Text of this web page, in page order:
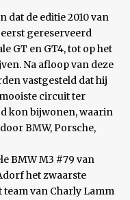
dat de editie 2010 van
gereserveerd
GT en GT4, tot op het
Na afloop van deze
vastgesteld dat hij
circuit ter
kon bijwonen, waarin
BMW, Porsche,
BMW M3 #79 van
het zwaarste
van Charly Lamm